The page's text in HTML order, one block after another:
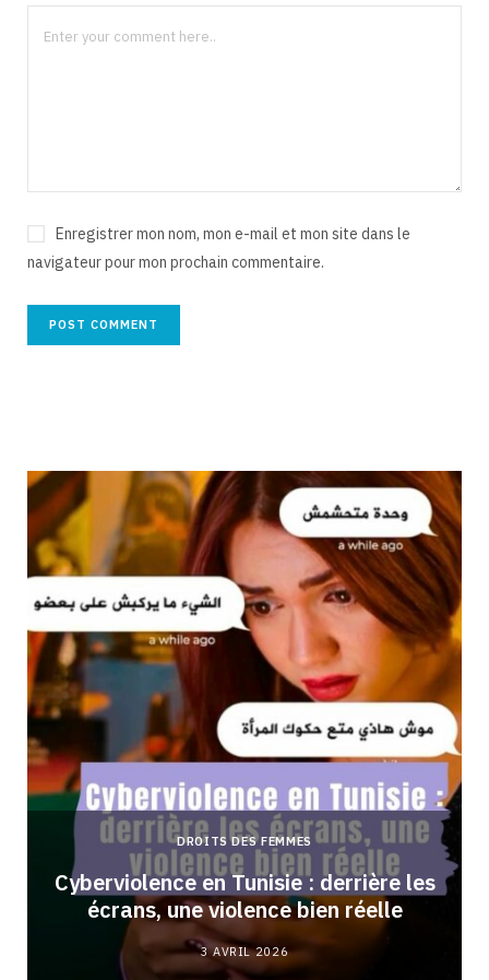
Enregistrer mon nom, mon e-mail et mon site dans le
navigateur pour mon prochain commentaire.
DROITS DES FEMMES
Cyberviolence en Tunisie : derrière les
écrans, une violence bien réelle
3 AVRIL 2026